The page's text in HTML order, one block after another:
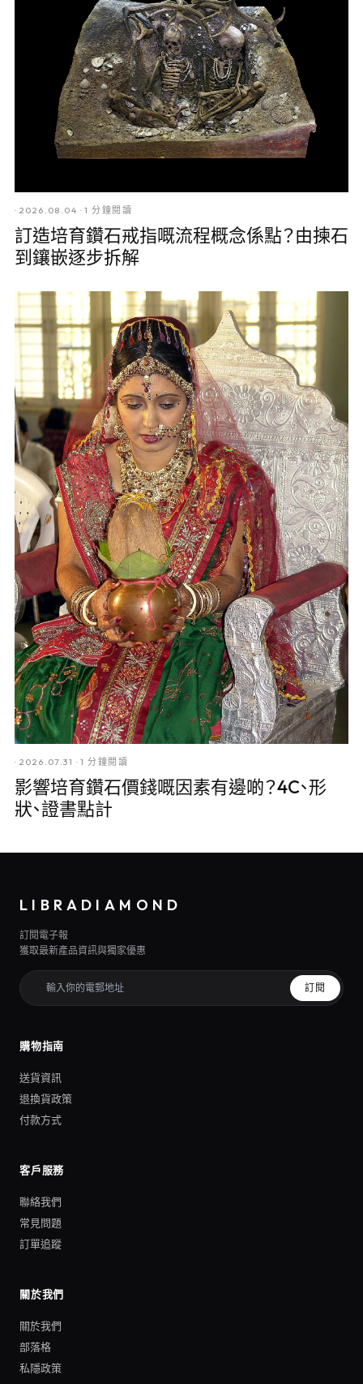
· 2026.08.04 ·1 分鐘閱讀
訂造培育鑽石戒指嘅流程概念係點？由揀石
到鑲嵌逐步拆解
· 2026.07.31 ·1 分鐘閱讀
影響培育鑽石價錢嘅因素有邊啲？4C、形
狀、證書點計
LIBRADIAMOND
訂閱電子報
獲取最新產品資訊與獨家優惠
訂閱
購物指南
送貨資訊
退換貨政策
付款方式
客戶服務
聯絡我們
常見問題
訂單追蹤
關於我們
關於我們
部落格
私隱政策